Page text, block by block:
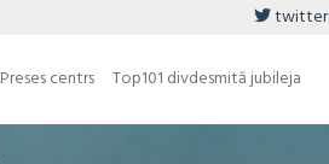
twitter
Preses centrs Top101 divdesmitā jubileja